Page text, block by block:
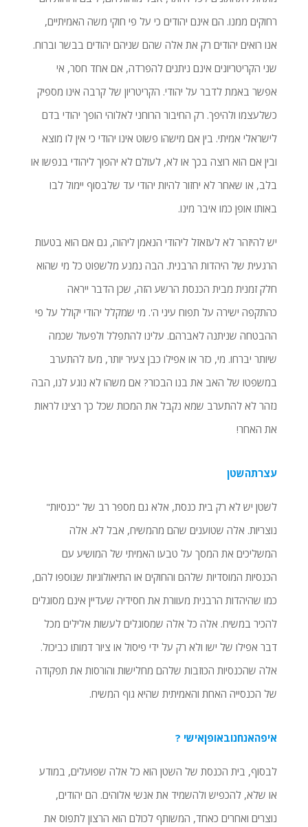
רחוקים ממנו. הם אינם יהודים כי על פי חוקי משה האמיתיים,
אנו רואים יהודים רק את אלה שהם שניהם יהודים בבשר וברוח.
שני הקריטריונים אינם ניתנים להפרדה, אם אחד חסר, אי
אפשר באמת לדבר על יהודי. הקריטריון של קרבה אינו מספיק
כשלעצמו ולהיפך. רק החיבור הרוחני לאלוהי הופך יהודי בדם
לישראלי אמיתי. בין אם מישהו פשוט אינו יהודי כי אין לו מוצא
ובין אם הוא רוצה בכך או לא, לעולם לא יהפוך ליהודי בנפשו או
בלב, או שאחר לא יחזור להיות יהודי עד שלבסוף יימול לבו
באותו אופן כמו איבר מינו.
יש להיזהר לא לעזאזל ליהודי הנאמן ליהוה, גם אם הוא בטעות
הרגעית של היהדות הרבנית. הבה נמנע מלשפוט כל מי שהוא
חלק זמנית מבית הכנסת הרשע הזה, שכן הדבר ייראה
כהתקפה ישירה על תפוח עיני ה'. מי שמקלל יהודי יקולל על פי
ההבטחה שניתנה לאברהם. עלינו להתפלל ולפעול שכמה
שיותר יברחו. מי, כזר או אפילו כבן צעיר יותר, מעז להתערב
במשפטו של האב את בנו הבכור? אם משהו לא נוגע לנו, הבה
נזהר לא להתערב שמא נקבל את המכות שכל כך רצינו לראות
את האחר!
עצרתהשטן
לשטן יש לא רק בית כנסת, אלא גם מספר רב של "כנסיות"
נוצריות. אלה שטוענים שהם מהמשיח, אבל לא. אלה
המשליכים את המסך על טבעו האמיתי של המושיע עם
הכנסיות המוסדיות שלהם והחוקים או התיאולוגיות שנוספו להם,
כמו שהיהדות הרבנית מעוורת את חסידיה שעדיין אינם מסוגלים
להכיר במשיח. אלה כל אלה שמסוגלים לעשות אלילים מכל
דבר אפילו של ישו ולא רק על ידי פיסול או ציור דמותו כביכול.
אלה שהכנסיות הכוזבות שלהם מחלישות והורסות את תפקודה
של הכנסייה האחת והאמיתית שהיא גוף המשיח.
איפהאנחנובאופןאישי ?
לבסוף, בית הכנסת של השטן הוא כל אלה שפועלים, במודע
או שלא, להכפיש ולהשמיד את אנשי אלוהים. הם יהודים,
נוצרים ואחרים כאחד, המשותף לכולם הוא הרצון לתפוס את